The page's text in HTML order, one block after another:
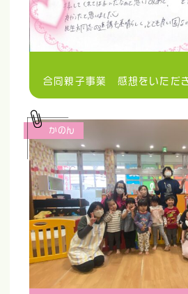
合同親子事業 感想をいただ
かのん